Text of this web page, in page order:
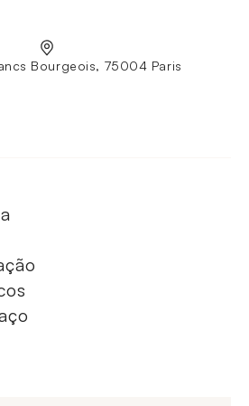
Bourgeois, 75004 Paris